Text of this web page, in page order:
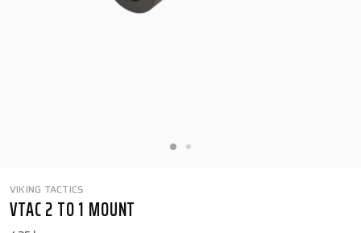
VIKING TACTICS
VTAC 2 TO 1 MOUNT